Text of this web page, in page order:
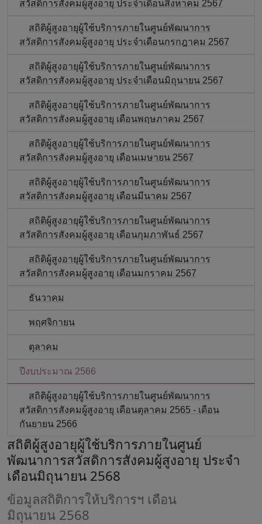
สวัสดิการสังคมผู้สูงอายุ ประจำเดือนสิงหาคม 2567
สถิติผู้สูงอายุผู้ใช้บริการภายในศูนย์พัฒนาการ
สวัสดิการสังคมผู้สูงอายุ ประจำเดือนกรกฎาคม 2567
สถิติผู้สูงอายุผู้ใช้บริการภายในศูนย์พัฒนาการ
สวัสดิการสังคมผู้สูงอายุ ประจำเดือนมิถุนายน 2567
สถิติผู้สูงอายุผู้ใช้บริการภายในศูนย์พัฒนาการ
สวัสดิการสังคมผู้สูงอายุ เดือนพฤษภาคม 2567
สถิติผู้สูงอายุผู้ใช้บริการภายในศูนย์พัฒนาการ
สวัสดิการสังคมผู้สูงอายุ เดือนเมษายน 2567
สถิติผู้สูงอายุผู้ใช้บริการภายในศูนย์พัฒนาการ
สวัสดิการสังคมผู้สูงอายุ เดือนมีนาคม 2567
สถิติผู้สูงอายุผู้ใช้บริการภายในศูนย์พัฒนาการ
สวัสดิการสังคมผู้สูงอายุ เดือนกุมภาพันธ์ 2567
สถิติผู้สูงอายุผู้ใช้บริการภายในศูนย์พัฒนาการ
สวัสดิการสังคมผู้สูงอายุ เดือนมกราคม 2567
ธันวาคม
พฤศจิกายน
ตุลาคม
ปีงบประมาณ 2566
สถิติผู้สูงอายุผู้ใช้บริการภายในศูนย์พัฒนาการ
สวัสดิการสังคมผู้สูงอายุ เดือนตุลาคม 2565 - เดือน
กันยายน 2566
สถิติผู้สูงอายุผู้ใช้บริการภายในศูนย์
พัฒนาการสวัสดิการสังคมผู้สูงอายุ ประจำ
เดือนมิถุนายน 2568
ข้อมูลสถิติการให้บริการฯ เดือน
มิถุนายน 2568